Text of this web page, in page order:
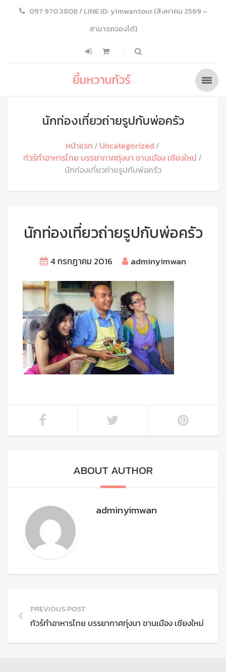
097 970 3808 / LINE ID: yimwantour (สิงหาคม 2569 –
สามารถจองได้)
ยิ้มหวานทัวร์
นักท่องเที่ยวถ่ายรูปกับพ่อครัว
หน้าแรก
Uncategorized
ทัวร์ทำอาหารไทย บรรยากาศทุ่งนา ชานเมือง เชียงใหม่
นักท่องเที่ยวถ่ายรูปกับพ่อครัว
นักท่องเที่ยวถ่ายรูปกับพ่อครัว
4 กรกฎาคม 2016 adminyimwan
ABOUT AUTHOR
adminyimwan
PREVIOUS POST
ทัวร์ทำอาหารไทย บรรยากาศทุ่งนา ชานเมือง เชียงใหม่